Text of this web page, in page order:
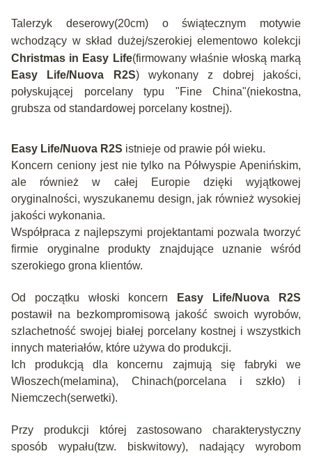
Talerzyk deserowy(20cm) o świątecznym motywie
wchodzący w skład dużej/szerokiej elementowo kolekcji
Christmas in Easy Life(firmowany właśnie włoską marką
Easy Life/Nuova R2S) wykonany z dobrej jakości,
połyskującej porcelany typu "Fine China"(niekostna,
grubsza od standardowej porcelany kostnej).
Easy Life/Nuova R2S istnieje od prawie pół wieku.
Koncern ceniony jest nie tylko na Półwyspie Apenińskim,
ale również w całej Europie dzięki wyjątkowej
oryginalności, wyszukanemu design, jak również wysokiej
jakości wykonania.
Współpraca z najlepszymi projektantami pozwala tworzyć
firmie oryginalne produkty znajdujące uznanie wśród
szerokiego grona klientów.
Od początku włoski koncern
Easy Life/Nuova R2S
postawił na bezkompromisową jakość swoich wyrobów,
szlachetność swojej białej porcelany kostnej i wszystkich
innych materiałów, które używa do produkcji.
Ich produkcją dla koncernu zajmują się fabryki we
Włoszech(melamina), Chinach(porcelana i szkło) i
Niemczech(serwetki).
Przy produkcji której zastosowano charakterystyczny
sposób wypału(tzw. biskwitowy), nadający wyrobom